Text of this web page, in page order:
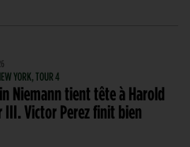
YORK, TOUR 4
Niemann tient tête à Harold
III. Victor Perez finit bien